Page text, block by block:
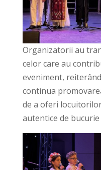
Organizatorii au
celor care au
eveniment,
continua
de a oferi
autentice de